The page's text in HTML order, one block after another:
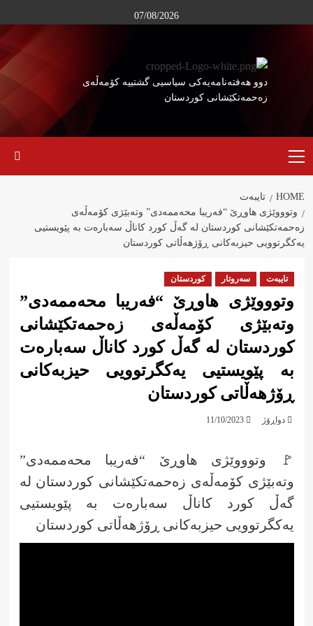
to
07/08/2026
دوو هەفتەنامەیەکی سیاسیی گشتییە کۆمەڵەی
زەحمەتکێشانی کوردستان
Menu
HOME
تایبەت
وتوووێژی هاوڕێ “فەریبا محەممەدی” وتەبێژی کۆمەڵەی
زەحمەتکێشانی کوردستان لە گەڵ کورد کاناڵ سەبارەت بە پێویستیی
یەکگرتوویی حیزبەکانی ڕۆژهەڵاتی کوردستان
تایبەت سەروتار کوردستان
وتوووێژی هاوڕێ “فەریبا محەممەدی”
وتەبێژی کۆمەڵەی زەحمەتکێشانی
کوردستان لە گەڵ کورد کاناڵ سەبارەت
بە پێویستیی یەکگرتوویی حیزبەکانی
ڕۆژهەڵاتی کوردستان
دواڕۆژ 11/10/2023
🚩 وتوووێژی هاوڕێ “فەریبا محەممەدی”
وتەبێژی کۆمەڵەی زەحمەتکێشانی کوردستان لە
گەڵ کورد کاناڵ سەبارەت بە پێویستیی
یەکگرتوویی حیزبەکانی ڕۆژهەڵاتی کوردستان